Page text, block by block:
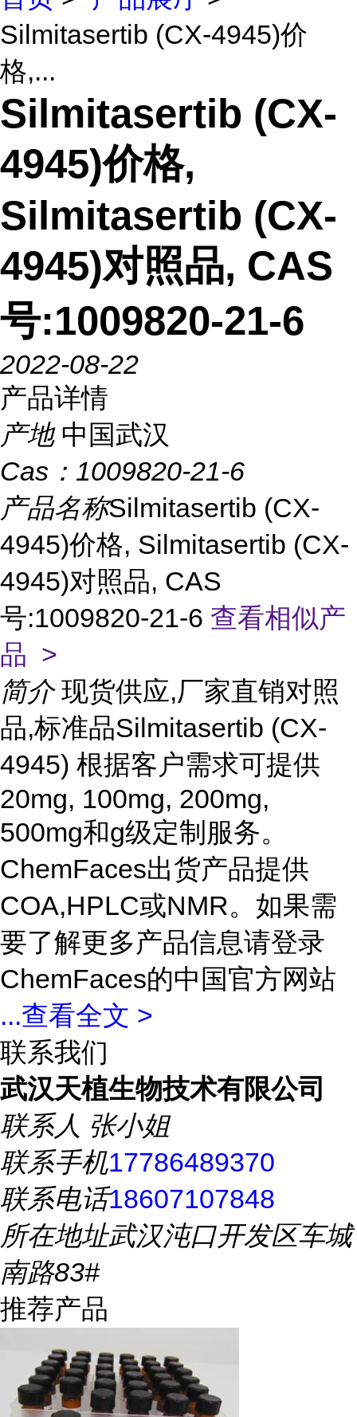
Silmitasertib (CX-4945)价
格,...
Silmitasertib (CX-
4945)价格,
Silmitasertib (CX-
4945)对照品, CAS
号:1009820-21-6
2022-08-22
产品详情
产地 中国武汉
Cas： 1009820-21-6
产品名称Silmitasertib (CX-
4945)价格, Silmitasertib (CX-
4945)对照品, CAS
号:1009820-21-6 查看相似产
品 >
简介 现货供应,厂家直销对照
品,标准品Silmitasertib (CX-
4945) 根据客户需求可提供
20mg, 100mg, 200mg,
500mg和g级定制服务。
ChemFaces出货产品提供
COA,HPLC或NMR。如果需
要了解更多产品信息请登录
ChemFaces的中国官方网站
...查看全文 >
联系我们
武汉天植生物技术有限公司
联系人 张小姐
联系手机17786489370
联系电话18607107848
所在地址武汉沌口开发区车城
南路83#
推荐产品